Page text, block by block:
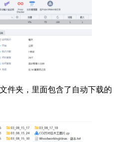
件夹，里面包含了自动下载的